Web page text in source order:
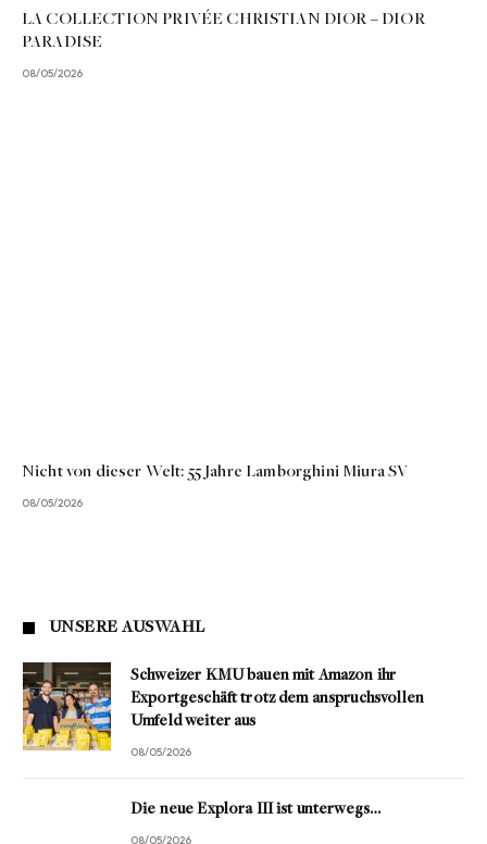
LA COLLECTION PRIVÉE CHRISTIAN DIOR – DIOR
PARADISE
08/05/2026
Nicht von dieser Welt: 55 Jahre Lamborghini Miura SV
08/05/2026
UNSERE AUSWAHL
Schweizer KMU bauen mit Amazon ihr
Exportgeschäft trotz dem anspruchsvollen
Umfeld weiter aus
08/05/2026
Die neue Explora III ist unterwegs…
08/05/2026